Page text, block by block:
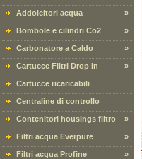
Addolcitori acqua »
Bombole e cilindri Co2 »
Carbonatore a Caldo »
Cartucce Filtri Drop In »
Cartucce ricaricabili
Centraline di controllo
Contenitori housings filtro »
Filtri acqua Everpure »
Filtri acqua Profine »